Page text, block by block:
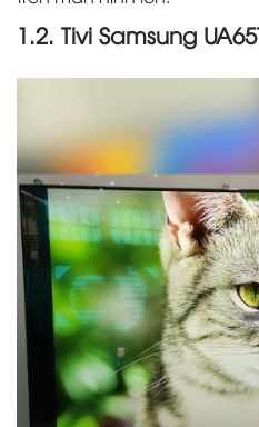
1.2. Tivi Samsung